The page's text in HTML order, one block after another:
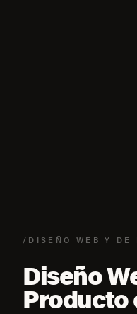
/DISEÑO WEB Y DE
Diseño
Producto